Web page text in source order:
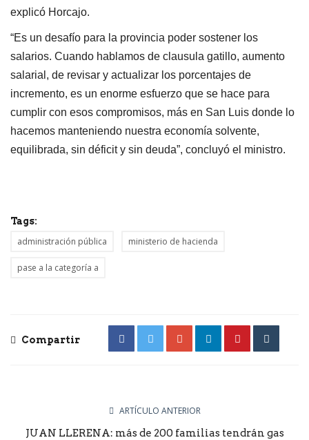
explicó Horcajo.
“Es un desafío para la provincia poder sostener los
salarios. Cuando hablamos de clausula gatillo, aumento
salarial, de revisar y actualizar los porcentajes de
incremento, es un enorme esfuerzo que se hace para
cumplir con esos compromisos, más en San Luis donde lo
hacemos manteniendo nuestra economía solvente,
equilibrada, sin déficit y sin deuda”, concluyó el ministro.
Tags:
administración pública ministerio de hacienda
pase a la categoría a
Compartir
ARTÍCULO ANTERIOR
JUAN LLERENA: más de 200 familias tendrán gas